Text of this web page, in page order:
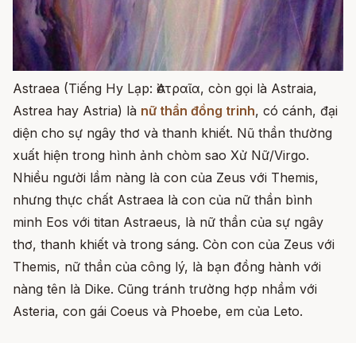
Astraea (Tiếng Hy Lạp: Ἀστραῖα, còn gọi là Astraia,
Astrea hay Astria) là nữ thần đồng trinh, có cánh, đại
diện cho sự ngây thơ và thanh khiết. Nũ thần thường
xuất hiện trong hình ảnh chòm sao Xử Nữ/Virgo.
Nhiều người lầm nàng là con của Zeus với Themis,
nhưng thực chất Astraea là con của nữ thần bình
minh Eos với titan Astraeus, là nữ thần của sự ngây
thơ, thanh khiết và trong sáng. Còn con của Zeus với
Themis, nữ thần của công lý, là bạn đồng hành với
nàng tên là Dike. Cũng tránh trường hợp nhầm với
Asteria, con gái Coeus và Phoebe, em của Leto.